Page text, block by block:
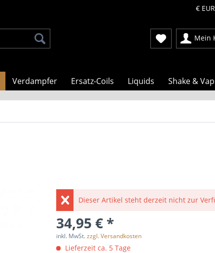
Mein
Verdampfer Ersatz-Coils Liquids Shake &
Dieser Artikel steht derzeit nicht zur
34,95 € *
inkl. MwSt.zzgl. Versandkosten
Lieferzeit ca. 5 Tage